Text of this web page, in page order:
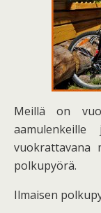
Meillä on
vuokrattavana
polkupyörä.
Ilmaisen